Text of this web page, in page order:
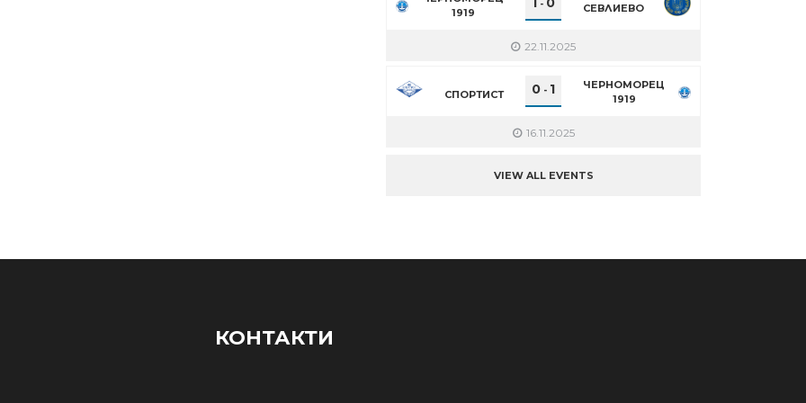
1919
- СЕВЛИЕВО
22.11.2025
СПОРТИСТ 0 - 1
ЧЕРНОМОРЕЦ
1919
16.11.2025
VIEW ALL EVENTS
КОНТАКТИ